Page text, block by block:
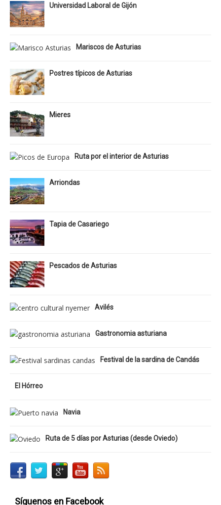
Universidad Laboral de Gijón
Mariscos de Asturias
Postres típicos de Asturias
Mieres
Ruta por el interior de Asturias
Arriondas
Tapia de Casariego
Pescados de Asturias
Avilés
Gastronomia asturiana
Festival de la sardina de Candás
El Hórreo
Navia
Ruta de 5 días por Asturias (desde Oviedo)
Síguenos en Facebook